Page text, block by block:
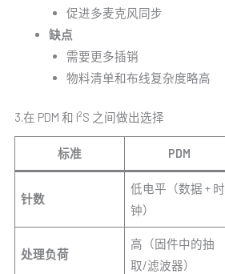
促进多麦克风同步
缺点
需要更多插销
物料清单和布线复杂度略高
3.在 PDM 和 I²S 之间做出选择
标准 PDM
针数
低电平（数据 + 时
钟）
处理负荷
高（固件中的抽
取/滤波器）